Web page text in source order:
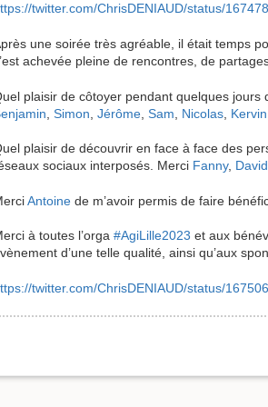
twitter.com/ChrisDENIAUD/status/
une soirée très agréable, il était temps
achevée pleine de rencontres, de
plaisir de côtoyer pendant quelques
Simon Jérôme Sam Nicolas Kervin
plaisir de découvrir en face à face des
sociaux interposés. Merci Fanny, David
Antoine de m’avoir permis de faire
à toutes l’orga #AgiLille2023 et aux
d’une telle qualité, ainsi qu’aux
twitter.com/ChrisDENIAUD/status/